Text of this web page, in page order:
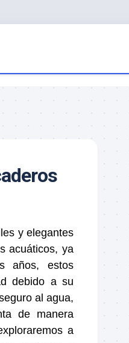
y elegantes
acuáticos, ya
años, estos
debido a su
al agua,
de manera
a